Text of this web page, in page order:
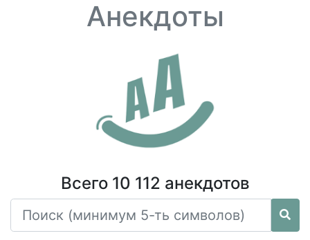
Анекдоты
Всего 10 112 анекдотов